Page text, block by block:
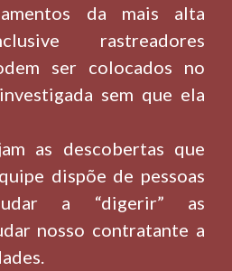
da mais alta
rastreadores
ser colocados no
sem que ela
as descobertas que
dispõe de pessoas
a “digerir” as
nosso contratante a